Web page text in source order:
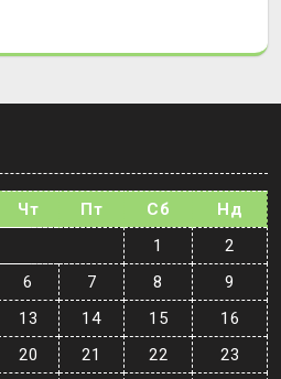
Чт Пт Сб
Нд
1
2
6 7 8
9
13 14 15
16
20 21 22
23